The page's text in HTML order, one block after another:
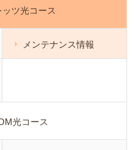
ツ光コース
メンテナンス情報
光コース